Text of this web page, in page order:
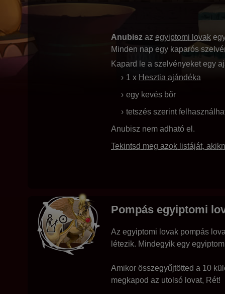
Anubisz az egyiptomi lovak
Minden nap egy kaparós
Kapard le a szelvényeket egy
1 x Hesztia ajándéka
egy kevés bőr
tetszés szerint
Anubisz nem adható el.
Tekintsd meg azok listáját,
Pompás egyiptomi
Az egyiptomi lovak pompás
létezik. Mindegyik egy
Amikor összegyűjtötted a 10
megkapod az utolsó lovat, Rét!